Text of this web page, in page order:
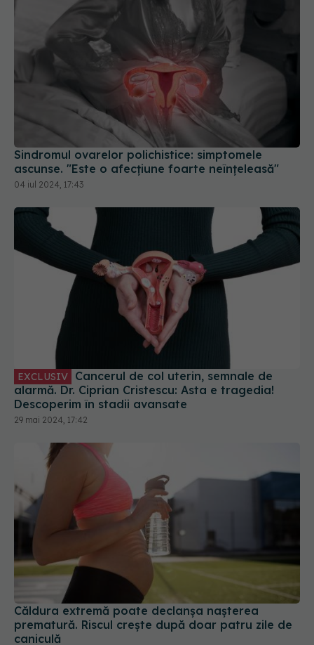
Sindromul ovarelor polichistice: simptomele
ascunse. "Este o afecțiune foarte neînțeleasă"
04 iul 2024, 17:43
EXCLUSIV
alarmă. Dr. Ciprian Cristescu: Asta e tragedia!
Descoperim în stadii avansate
Căldura extremă poate declanșa nașterea
prematură. Riscul crește după doar patru zile de
caniculă
09 iul 2026, 11:53